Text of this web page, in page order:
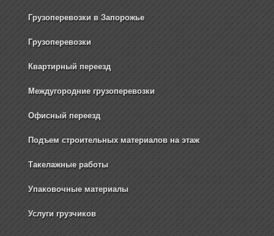
Грузоперевозки в Запорожье
Грузоперевозки
Квартирный переезд
Междугородние грузоперевозки
Офисный переезд
Подъем строительных материалов на этаж
Такелажные работы
Упаковочные материалы
Услуги грузчиков